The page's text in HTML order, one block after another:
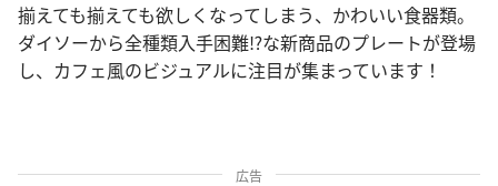
揃えても揃えても欲しくなってしまう、かわいい食器類。
ダイソーから全種類入手困難⁉︎な新商品のプレートが登場
し、カフェ風のビジュアルに注目が集まっています！
広告